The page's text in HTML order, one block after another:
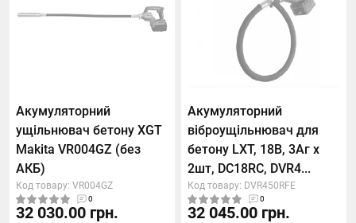
Акумуляторний
ущільнювач бетону XGT
Makita VR004GZ (без
АКБ)
Код товару: VR004GZ
0
32 030.00 грн.
Акумуляторний
віброущільнювач для
бетону LXT, 18В, 3Аг х
2шт, DC18RC, DVR4...
Код товару: DVR450RFE
0
32 045.00 грн.